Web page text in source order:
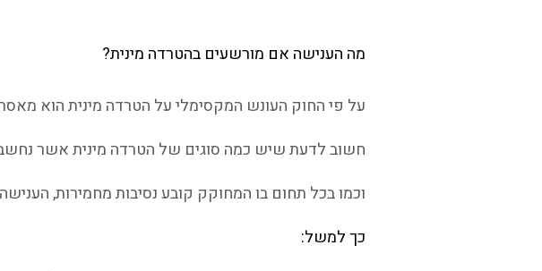
מה הענישה אם מורשעים בהטרדה מינית?
על פי החוק העונש המקסימלי על הטרדה מינית הוא
חשוב לדעת שיש כמה סוגים של הטרדה מינית אשר
וכמו בכל תחום בו המחוקק קובע נסיבות מחמירות,
כך למשל: